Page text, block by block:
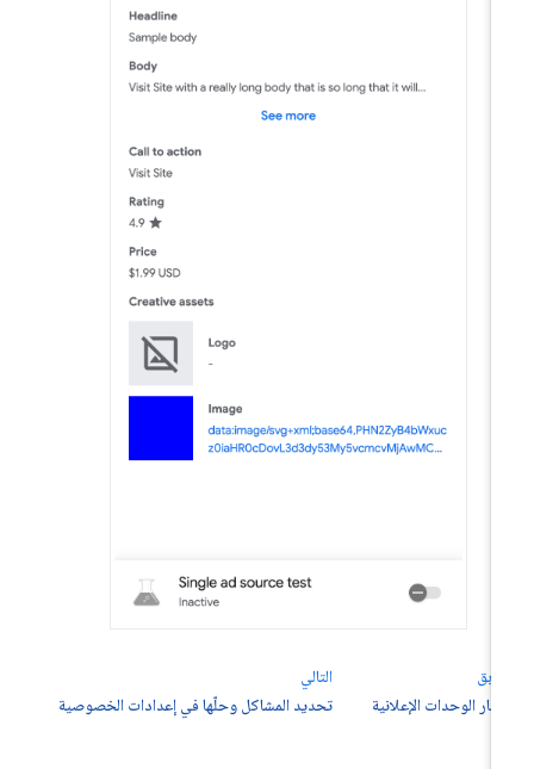
الوحدات الإعلانية
التالي
تحديد المشاكل وحلّها في إعدادات الخصوصية